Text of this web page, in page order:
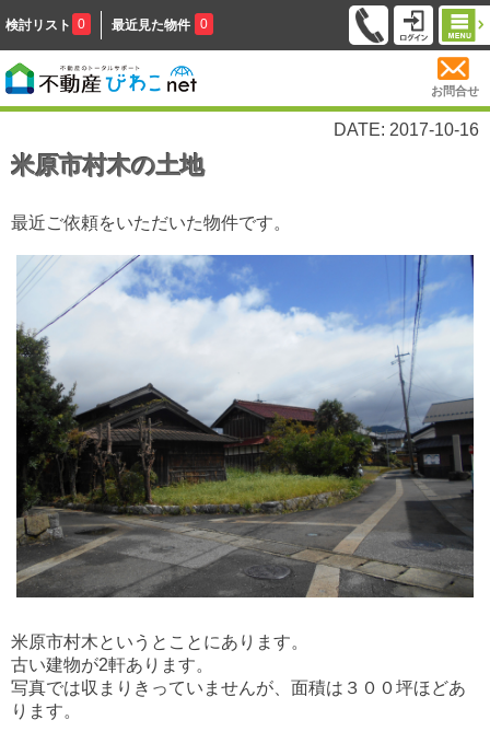
検討リスト 0 最近見た物件 0
お問合せ
DATE: 2017-10-16
米原市村木の土地
最近ご依頼をいただいた物件です。
米原市村木というとことにあります。
古い建物が2軒あります。
写真では収まりきっていませんが、面積は３００坪ほどあ
ります。